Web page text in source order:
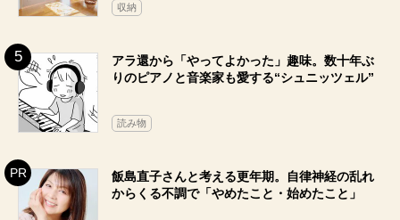
収納
アラ還から「やってよかった」趣味。数十年ぶ
りのピアノと音楽家も愛する“シュニッツェル”
読み物
飯島直子さんと考える更年期。自律神経の乱れ
からくる不調で「やめたこと・始めたこと」